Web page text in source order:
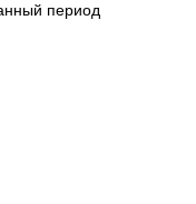
период